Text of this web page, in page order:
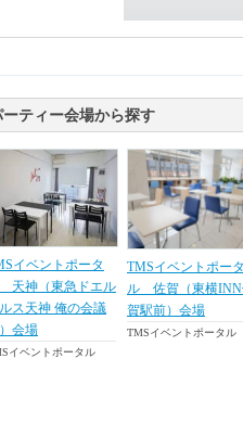
ティー会場から探す
イベントポータ
天神（東急ドエル
ス天神 俺の会議
会場
イベントポータル
TMSイベントポー
ル 佐賀（東横
賀駅前）会場
TMSイベントポータル